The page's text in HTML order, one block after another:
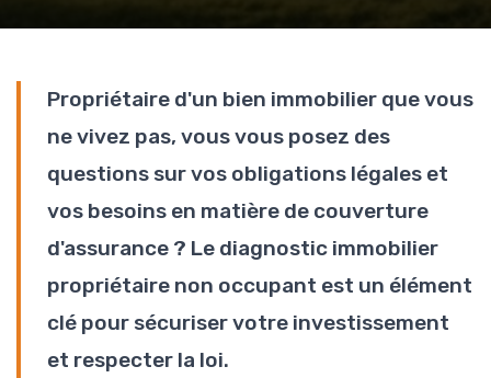
Propriétaire d'un bien immobilier que vous
ne vivez pas, vous vous posez des
questions sur vos obligations légales et
vos besoins en matière de couverture
d'assurance ? Le diagnostic immobilier
propriétaire non occupant est un élément
clé pour sécuriser votre investissement
et respecter la loi.